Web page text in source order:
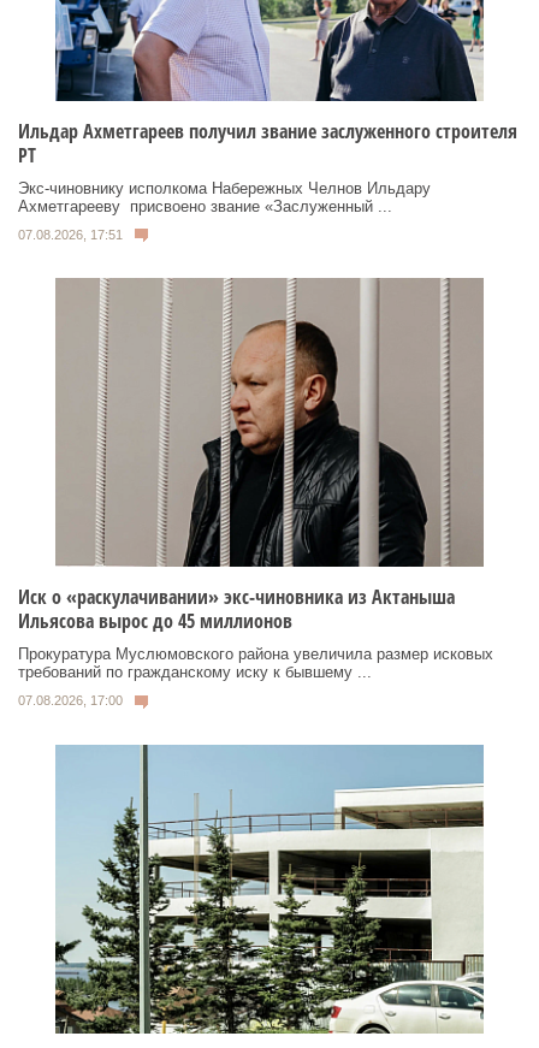
Ильдар Ахметгареев получил звание заслуженного строителя
РТ
Экс‑чиновнику исполкома Набережных Челнов Ильдару
Ахметгарееву присвоено звание «Заслуженный ...
07.08.2026, 17:51
Иск о «раскулачивании» экс-чиновника из Актаныша
Ильясова вырос до 45 миллионов
Прокуратура Муслюмовского района увеличила размер исковых
требований по гражданскому иску к бывшему ...
07.08.2026, 17:00